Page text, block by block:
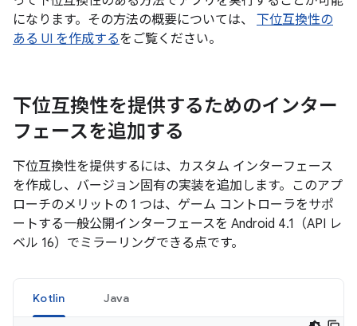
になります。その方法の概要については、 下位互換性の
ある UI を作成するをご覧ください。
下位互換性を提供するためのインター
フェースを追加する
下位互換性を提供するには、カスタム インターフェース
を作成し、バージョン固有の実装を追加します。このアプ
ローチのメリットの 1 つは、ゲーム コントローラをサポ
ートする一般公開インターフェースを Android 4.1（API レ
ベル 16）でミラーリングできる点です。
Kotlin Java